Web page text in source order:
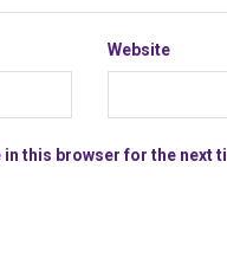
Website
in this browser for the next